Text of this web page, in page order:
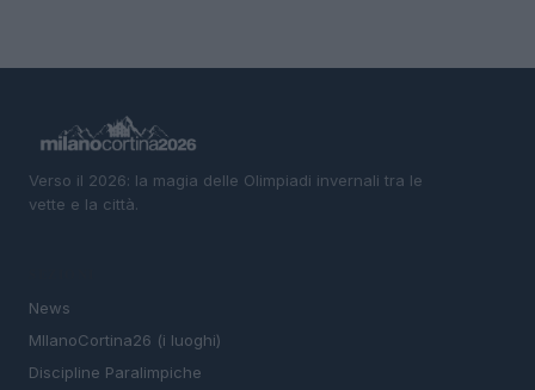
Verso il 2026: la magia delle Olimpiadi invernali tra le
vette e la città.
News
MIlanoCortina26 (i luoghi)
Discipline Paralimpiche